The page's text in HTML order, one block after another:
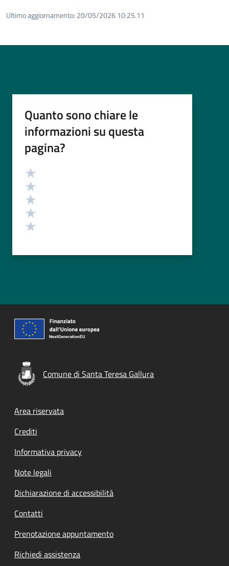
Ultimo aggiornamento: 20/05/2026 10:25.11
Quanto sono chiare le
informazioni su questa
pagina?
Valutazione
Comune di Santa Teresa Gallura
Footer menu
Area riservata
Crediti
Informativa privacy
Note legali
Dichiarazione di accessibilità
Contatti
Prenotazione appuntamento
Richiedi assistenza